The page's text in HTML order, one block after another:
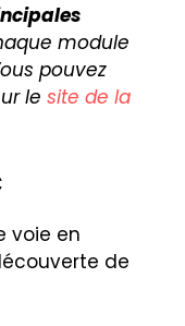
module
pouvez
le site de la
voie en
de